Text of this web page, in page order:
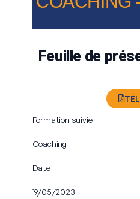
Feuille de
Formation suivie
Coaching
Date
19/05/2023